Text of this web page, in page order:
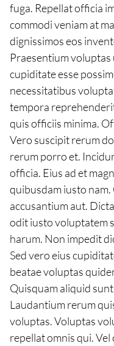
fuga. Repellat officia
commodi veniam at
dignissimos eos
Praesentium
cupiditate esse
necessitatibus
tempora
quis officiis minima.
Vero suscipit rerum
rerum porro et.
officia. Eius ad et
quibusdam iusto
accusantium aut.
odit iusto voluptatem
harum. Non impedit
Sed vero eius
beatae voluptas
Quisquam aliquid
Laudantium rerum
voluptas. Voluptas
repellat omnis qui.